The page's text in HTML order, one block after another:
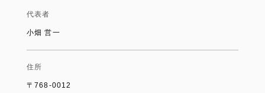
代表者
小畑 営一
住所
〒768-0012